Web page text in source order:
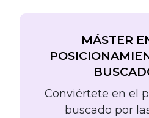
MÁSTER
Conviértete en el
buscado por